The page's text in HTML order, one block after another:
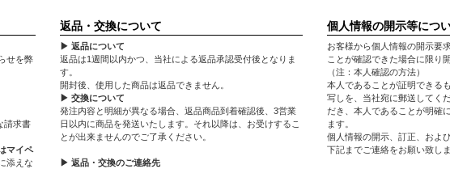
せを弊
請求書
マイペ
添えな
返品・交換について
▶ 返品について
返品は1週間以内かつ、当社による返品承認受付後となりま
す。
開封後、使用した商品は返品できません。
▶ 交換について
発注内容と明細が異なる場合、返品商品到着確認後、3営業
日以内に商品を発送いたします。それ以降は、お受けするこ
とが出来ませんのでご了承ください。
▶ 返品・交換のご連絡先
個人情報の開示等につ
お客様から個人情報の開示要
ことが確認できた場合に限り
（注：本人確認の方法）
本人であることが証明できる
写しを、当社宛に郵送してく
だき、本人であることが明確
ます。
個人情報の開示、訂正、およ
下記までご連絡をお願い致しま